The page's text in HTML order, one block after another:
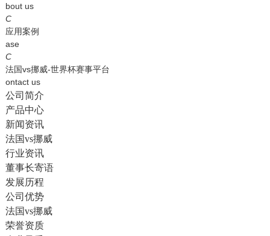
法国vs挪威-世界杯赛事平台
bout us
C
应用案例
ase
C
法国vs挪威-世界杯赛事平台
ontact us
公司简介
产品中心
新闻资讯
法国vs挪威
行业资讯
董事长寄语
发展历程
公司优势
法国vs挪威
荣誉资质